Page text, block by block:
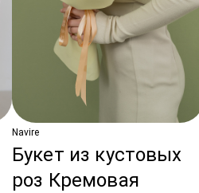
Navire
Букет из кустовых
роз Кремовая